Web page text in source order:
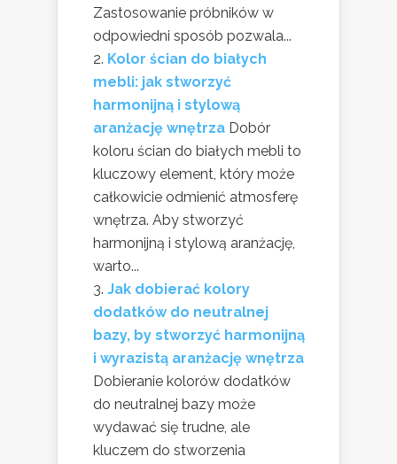
Zastosowanie próbników w
odpowiedni sposób pozwala...
Kolor ścian do białych
mebli: jak stworzyć
harmonijną i stylową
aranżację wnętrza Dobór
koloru ścian do białych mebli to
kluczowy element, który może
całkowicie odmienić atmosferę
wnętrza. Aby stworzyć
harmonijną i stylową aranżację,
warto...
Jak dobierać kolory
dodatków do neutralnej
bazy, by stworzyć harmonijną
i wyrazistą aranżację wnętrza
Dobieranie kolorów dodatków
do neutralnej bazy może
wydawać się trudne, ale
kluczem do stworzenia